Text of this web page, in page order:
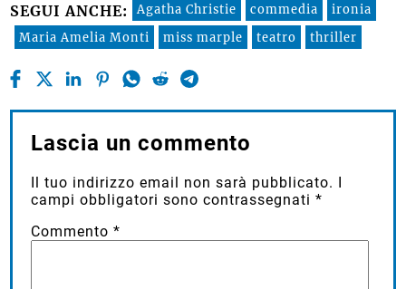
SEGUI ANCHE: Agatha Christie commedia
ironia
Maria Amelia Monti
miss marple teatro thriller
Lascia un commento
Il tuo indirizzo email non sarà pubblicato. I
campi obbligatori sono contrassegnati*
Commento*